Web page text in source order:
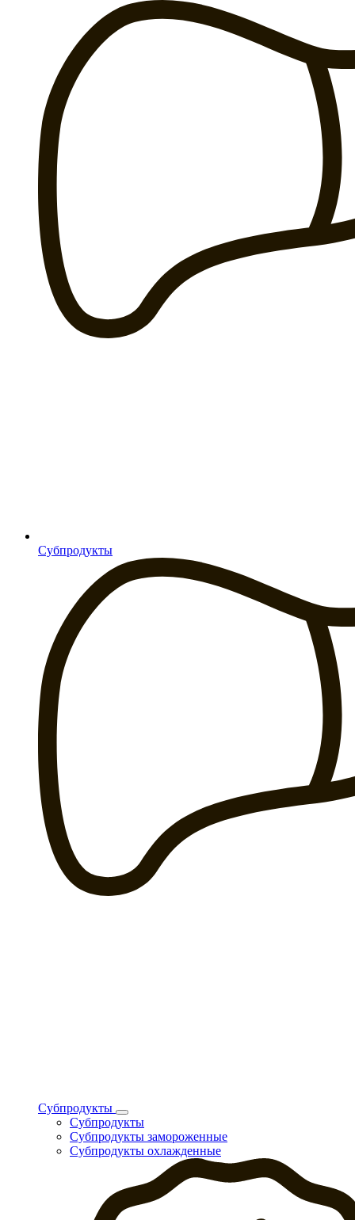
Субпродукты
Субпродукты
Субпродукты
Субпродукты замороженные
Субпродукты охлажденные